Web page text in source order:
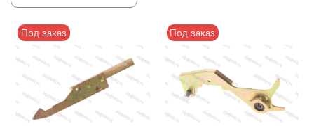
Под заказ Под заказ